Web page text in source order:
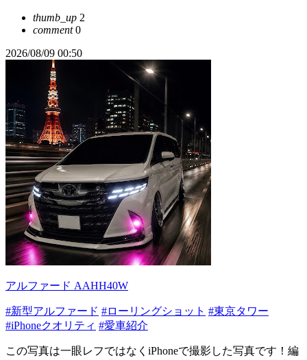
thumb_up 2
comment0
2026/08/09 00:50
アルファード AAHH40W
#新型アルファード #ローリングショット #東京タワー
#iPhoneクオリティ #愛車紹介
この写真は一眼レフではなくiPhoneで撮影した写真です！編